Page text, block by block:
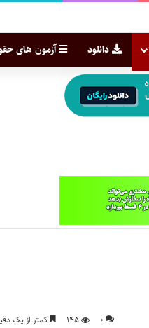
دانلود آزمون های
۰ ۱۴۵ کمتر از یک